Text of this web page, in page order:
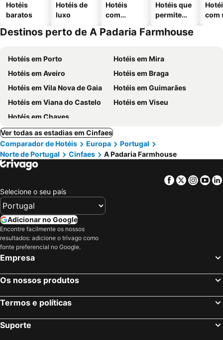
Hotéis
baratos
Hotéis de
luxo
Hotéis
com
Hotéis que
permitem
com
Destinos perto de A Padaria Farmhouse
Hotéis em Porto
Hotéis em Mira
Hotéis em Aveiro
Hotéis em Braga
Hotéis em Vila Nova de Gaia
Hotéis em Guimarães
Hotéis em Viana do Castelo
Hotéis em Viseu
Hotéis em Chaves
Ver todas as estadias em Cinfaes
Comparador de Hotéis
Europa
Portugal
Norte de Portugal
Cinfaes A Padaria Farmhouse
Facebook
Twitter
Selecione o seu país
Adicionar no Google
Encontre facilmente os nossos
resultados: adicione o trivago como
fonte preferencial no Google.
Empresa
Os nossos produtos
Termos e políticas
Suporte